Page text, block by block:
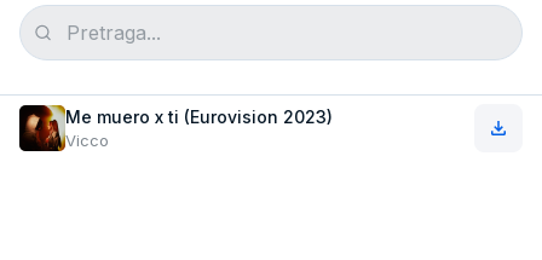
Me muero x ti (Eurovision 2023)
Vicco